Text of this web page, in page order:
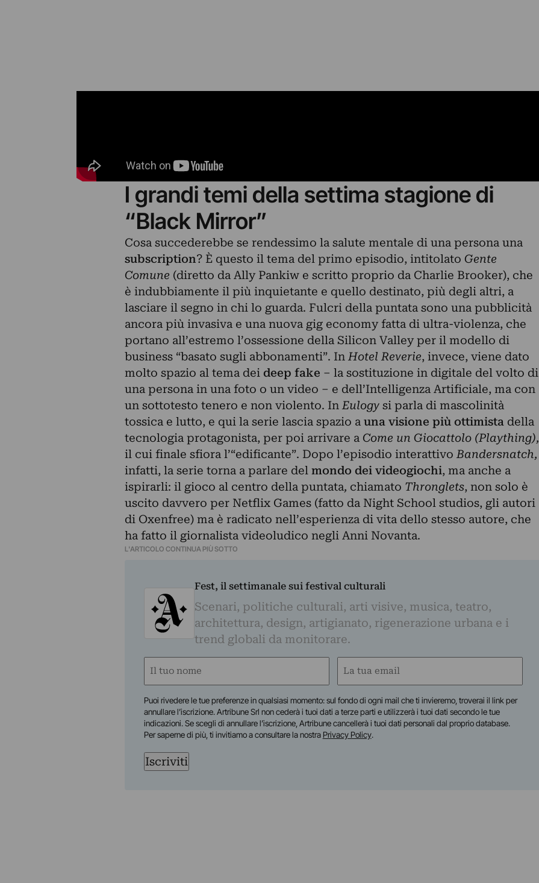
I grandi temi della settima stagione di
“Black Mirror”
Cosa succederebbe se rendessimo la salute mentale di una persona una
subscription? È questo il tema del primo episodio, intitolato Gente
Comune (diretto da Ally Pankiw e scritto proprio da Charlie Brooker), che
è indubbiamente il più inquietante e quello destinato, più degli altri, a
lasciare il segno in chi lo guarda. Fulcri della puntata sono una pubblicità
ancora più invasiva e una nuova gig economy fatta di ultra-violenza, che
portano all’estremo l’ossessione della Silicon Valley per il modello di
business “basato sugli abbonamenti”. In Hotel Reverie, invece, viene dato
molto spazio al tema dei deep fake – la sostituzione in digitale del volto di
una persona in una foto o un video – e dell’Intelligenza Artificiale, ma con
un sottotesto tenero e non violento. In Eulogysi parla di mascolinità
tossica e lutto, e qui la serie lascia spazio a una visione più ottimistadella
tecnologia protagonista, per poi arrivare a Come un Giocattolo (Plaything),
il cui finale sfiora l’“edificante”. Dopo l’episodio interattivo Bandersnatch,
infatti, la serie torna a parlare del mondo dei videogiochi, ma anche a
ispirarli: il gioco al centro della puntata, chiamato Thronglets, non solo è
uscito davvero per Netflix Games (fatto da Night School studios, gli autori
di Oxenfree) ma è radicato nell’esperienza di vita dello stesso autore, che
ha fatto il giornalista videoludico negli Anni Novanta.
L'ARTICOLO CONTINUA PIÙ SOTTO
Fest, il settimanale sui festival culturali
Scenari, politiche culturali, arti visive, musica, teatro,
architettura, design, artigianato, rigenerazione urbana e i
trend globali da monitorare.
Nome
Email
Puoi rivedere le tue preferenze in qualsiasi momento: sul fondo di ogni mail che ti invieremo, troverai il link per
annullare l’iscrizione. Artribune Srl non cederà i tuoi dati a terze parti e utilizzerà i tuoi dati secondo le tue
indicazioni. Se scegli di annullare l’iscrizione, Artribune cancellerà i tuoi dati personali dal proprio database.
Per saperne di più, ti invitiamo a consultare la nostra Privacy Policy.
Iscriviti